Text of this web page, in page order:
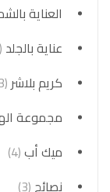
العناية
عناية بالجلد (3)
كريم بلاشر (3)
مجموعة
ميك أب(4)
نصائح(3)